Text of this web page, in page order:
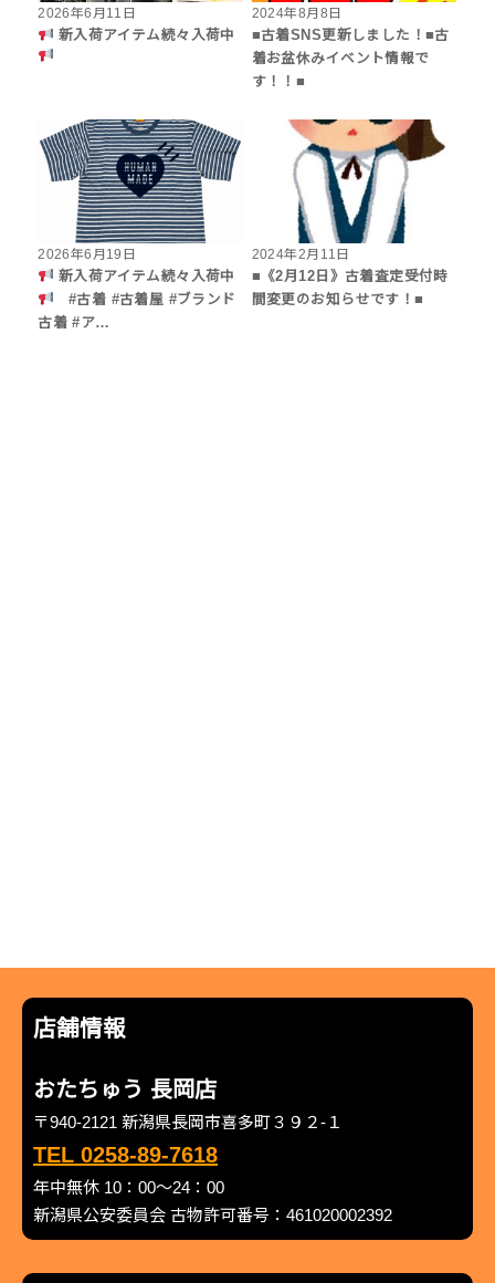
2026年6月11日
新入荷アイテム続々入荷中
2024年8月8日
■古着SNS更新しました！■古
着お盆休みイベント情報で
す！！■
2026年6月19日
新入荷アイテム続々入荷中
#古着 #古着屋 #ブランド
古着 #ア…
2024年2月11日
■《2月12日》古着査定受付時
間変更のお知らせです！■
店舗情報
おたちゅう 長岡店
〒940-2121 新潟県長岡市喜多町３９２-１
TEL 0258-89-7618
年中無休 10：00～24：00
新潟県公安委員会 古物許可番号：461020002392